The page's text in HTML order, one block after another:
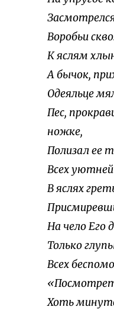
Воробьи
К яслям
А бычок,
Одеяльце
Пес,
ножке,
Полизал ее
Всех
В яслях
На чело Его
Только
Всех
Хоть